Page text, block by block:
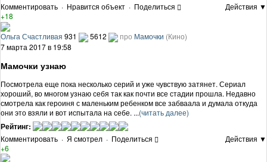
Комментировать · Нравится объект · Поделиться
Действия ▼
+18
Ольга Счастливая 931 5612 про Мамочки (Кино)
7 марта 2017 в 19:58
Мамочки узнаю
Посмотрела еще пока несколько серий и уже чувствую затянет. Сериал
хороший, во многом узнаю себя так как почти все стадии прошла. Недавно
смотрела как героиня с маленьким ребенком все забваала и думала откуда
они это взяли и вот испытала на себе. ...(читать далее)
Рейтинг:
Комментировать · Я смотрел · Поделиться
Действия ▼
+6